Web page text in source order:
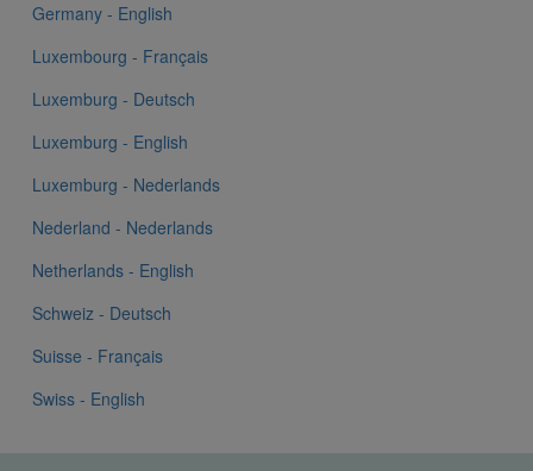
Germany - English
Luxembourg - Français
Luxemburg - Deutsch
Luxemburg - English
Luxemburg - Nederlands
Nederland - Nederlands
Netherlands - English
Schweiz - Deutsch
Suisse - Français
Swiss - English